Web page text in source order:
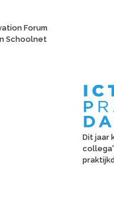
Forum
Schoolnet
Dit jaar